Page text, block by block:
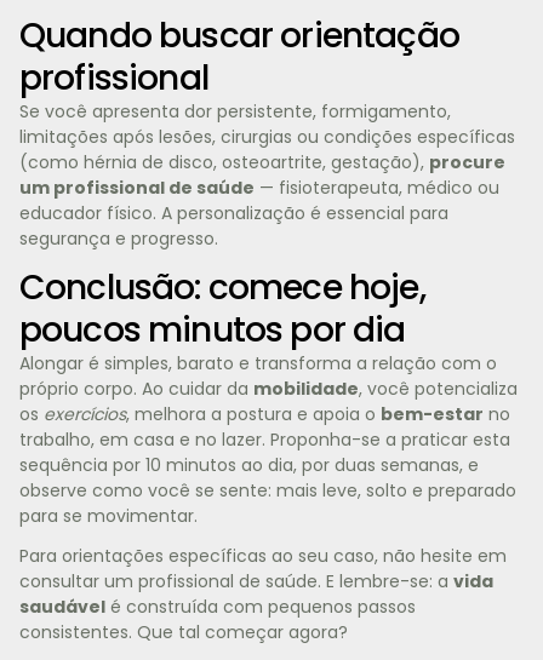
Quando buscar orientação
profissional
Se você apresenta dor persistente, formigamento,
limitações após lesões, cirurgias ou condições específicas
(como hérnia de disco, osteoartrite, gestação), procure
um profissional de saúde — fisioterapeuta, médico ou
educador físico. A personalização é essencial para
segurança e progresso.
Conclusão: comece hoje,
poucos minutos por dia
Alongar é simples, barato e transforma a relação com o
próprio corpo. Ao cuidar da mobilidade, você potencializa
os exercícios, melhora a postura e apoia o bem-estar no
trabalho, em casa e no lazer. Proponha-se a praticar esta
sequência por 10 minutos ao dia, por duas semanas, e
observe como você se sente: mais leve, solto e preparado
para se movimentar.
Para orientações específicas ao seu caso, não hesite em
consultar um profissional de saúde. E lembre-se: a vida
saudável é construída com pequenos passos
consistentes. Que tal começar agora?